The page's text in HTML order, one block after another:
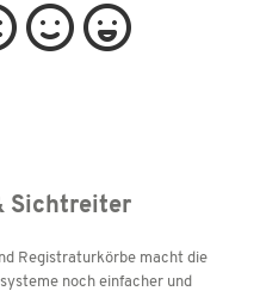
Sichtreiter
Registraturkörbe macht die
noch einfacher und